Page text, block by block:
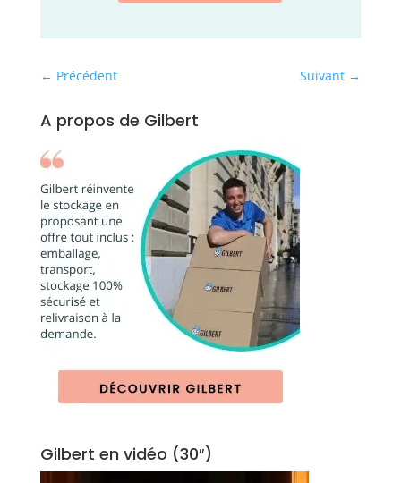
← Précédent Suivant →
A propos de Gilbert
Gilbert en vidéo (30″)